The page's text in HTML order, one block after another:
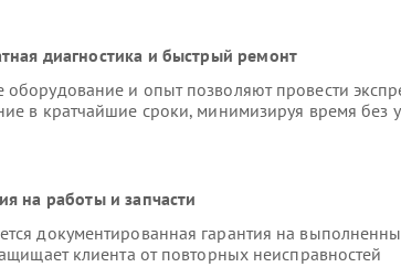
диагностика и быстрый ремонт
и опыт позволяют провести
в кратчайшие сроки, минимизируя время без
на работы и запчасти
документированная гарантия на
клиента от повторных неисправностей